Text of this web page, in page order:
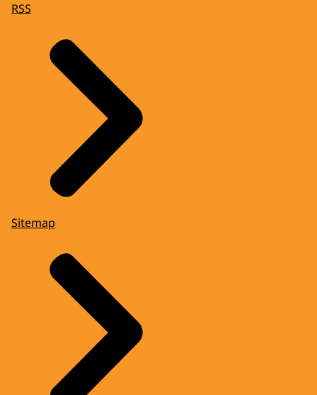
RSS
Sitemap